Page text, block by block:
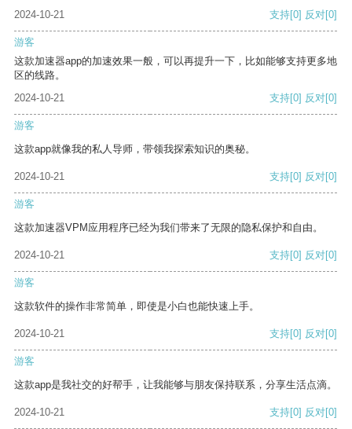
2024-10-21 支持[0] 反对[0]
游客
这款加速器app的加速效果一般，可以再提升一下，比如能够支持更多地
区的线路。
2024-10-21
支持[0] 反对[0]
游客
这款app就像我的私人导师，带领我探索知识的奥秘。
2024-10-21 支持[0] 反对[0]
游客
这款加速器VPM应用程序已经为我们带来了无限的隐私保护和自由。
2024-10-21 支持[0] 反对[0]
游客
这款软件的操作非常简单，即使是小白也能快速上手。
2024-10-21 支持[0] 反对[0]
游客
这款app是我社交的好帮手，让我能够与朋友保持联系，分享生活点滴。
2024-10-21 支持[0] 反对[0]